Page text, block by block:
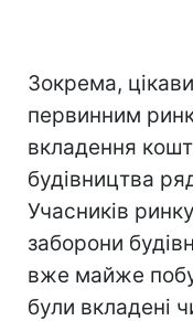
Зокрема,
первинним
вкладення
будівництва
Учасників
заборони
вже майже
були вкладені